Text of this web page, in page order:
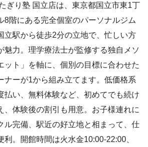
ぎり塾 国立店は、東京都国立市東1丁
8階にある完全個室のパーソナルジム
立駅から徒歩2分の立地で、忙しい方
魅力。理学療法士が監修する独自メソ
ット」を軸に、個別の目標に合わせた
ナーが1から組み立てます。低価格系
払い、無料体験など、初めてでも続け
、体験後の割引も用意。お子様連れに
ル完備、駅近の好立地と相まって、仕
。開館時間は火水金10:00-22:00、